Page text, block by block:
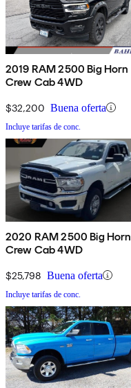
2019 RAM 2500 Big Horn
Crew Cab 4WD
$32,200 Buena oferta
Incluye tarifas de conc.
2020 RAM 2500 Big Horn
Crew Cab 4WD
$25,798 Buena oferta
Incluye tarifas de conc.